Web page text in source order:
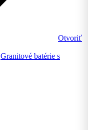
Otvoriť
Granitové batérie s